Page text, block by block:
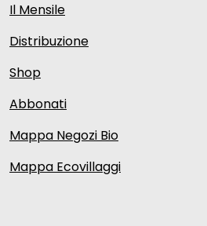
Il Mensile
Distribuzione
Shop
Abbonati
Mappa Negozi Bio
Mappa Ecovillaggi